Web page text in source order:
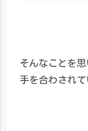
そんなことを
手を合わされて